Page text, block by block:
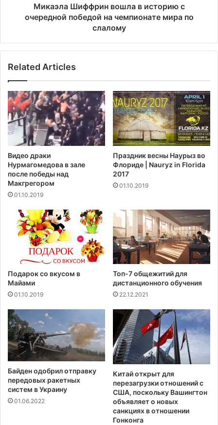
ч
,
б
е
д
и
т
л
ь
к
о
н
l
a
m
u
n
k
в
2
0
1
9
г
о
о
а
в
и
с
р
и
ю
о
о
й
п
б
е
д
о
й
н
а
ч
е
м
Микаэла Шиффрин вошла в историю с
очередной победой на чемпионате мира по
слалому
Related Articles
Видео драки
Нурмагомедова в зале
после победы над
Макгрегором‍
01.10.2019
Праздник весны Наурыз во
Флориде | Nauryz in Florida
2017
01.10.2019
Подарок со вкусом в
Майами
01.10.2019
Топ-7 общежитий для
дистанционного обучения
22.12.2021
Байден одобрил отправку
передовых ракетных
систем в Украину
01.06.2022
Китай открыт для
перезагрузки отношений с
США, поскольку Вашингтон
объявляет о новых
санкциях в отношении
Гонконга